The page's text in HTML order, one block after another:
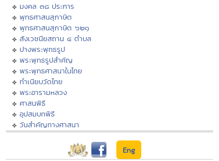
มงคล ๓๘ ประการ
พุทธศาสนสุภาษิต
พุทธศาสนสุภาษิต ๖๒๑
สังเวชนียสถาน ๔ ตำบล
ปางพระพุทธรูป
พระพุทธรูปสำคัญ
พระพุทธศาสนาในไทย
ทำเนียบวัดไทย
พระอารามหลวง
ศาสนพิธี
อุปสมบทพิธี
วันสำคัญทางศาสนา
Eng